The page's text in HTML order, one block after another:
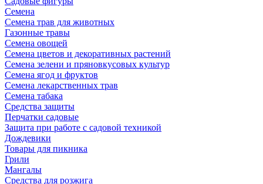
Семена
Семена трав для животных
Газонные травы
Семена овощей
Семена цветов и декоративных растений
Семена зелени и пряновкусовых культур
Семена ягод и фруктов
Семена лекарственных трав
Семена табака
Средства защиты
Перчатки садовые
Защита при работе с садовой техникой
Дождевики
Товары для пикника
Грили
Мангалы
Средства для розжига